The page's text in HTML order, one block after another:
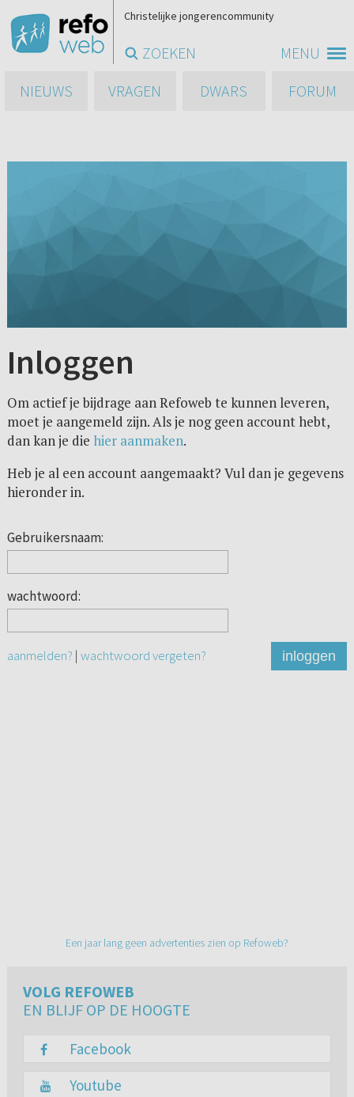
MENU
Christelijke jongerencommunity
ZOEKEN
NIEUWS
VRAGEN DWARS FORUM
Inloggen
Om actief je bijdrage aan Refoweb te kunnen leveren,
moet je aangemeld zijn. Als je nog geen account hebt,
dan kan je die hier aanmaken.
Heb je al een account aangemaakt? Vul dan je gegevens
hieronder in.
Gebruikersnaam:
wachtwoord:
aanmelden? | wachtwoord vergeten? inloggen
Een jaar lang geen advertenties zien op Refoweb?
VOLG REFOWEB
EN BLIJF OP DE HOOGTE
Facebook
Youtube